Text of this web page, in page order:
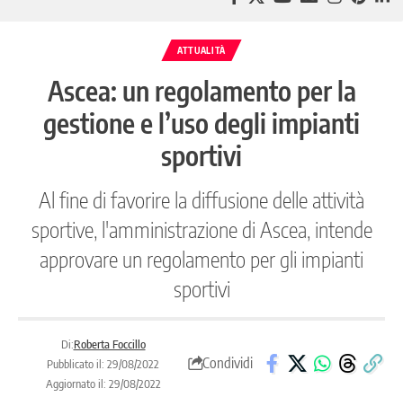
ATTUALITÀ
Ascea: un regolamento per la
gestione e l’uso degli impianti
sportivi
Al fine di favorire la diffusione delle attività
sportive, l'amministrazione di Ascea, intende
approvare un regolamento per gli impianti
sportivi
Di:Roberta Foccillo
Pubblicato il: 29/08/2022
Aggiornato il: 29/08/2022
Condividi